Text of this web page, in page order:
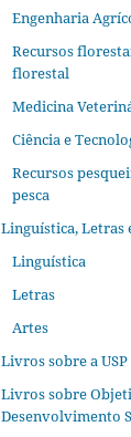
Engenharia
Recursos
florestal
Medicina
Ciência e
Recursos
pesca
Linguística, Letras
Linguística
Letras
Artes
Livros sobre a USP
Livros sobre
Desenvolvimento